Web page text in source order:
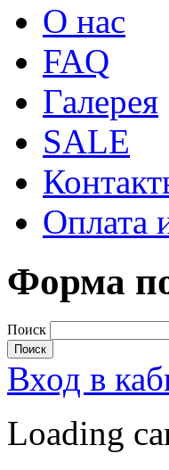
О нас
FAQ
Галерея
SALE
Оплата
Форма
Поиск
Вход в
Loading